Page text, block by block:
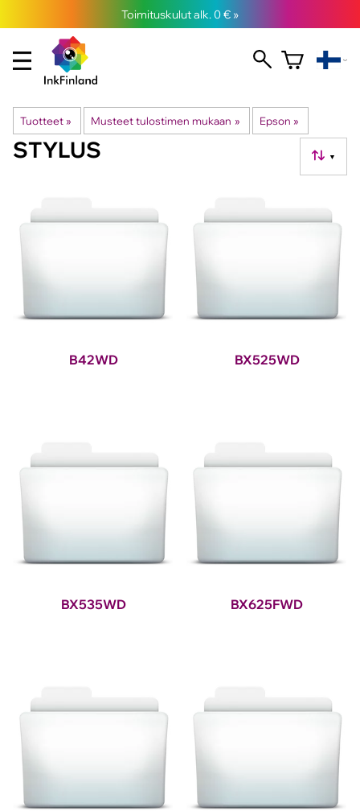
Toimituskulut alk. 0 € »
Tuotteet ‪» Musteet tulostimen mukaan ‪» Epson ‪»
▼
STYLUS
B42WD BX525WD
BX535WD BX625FWD